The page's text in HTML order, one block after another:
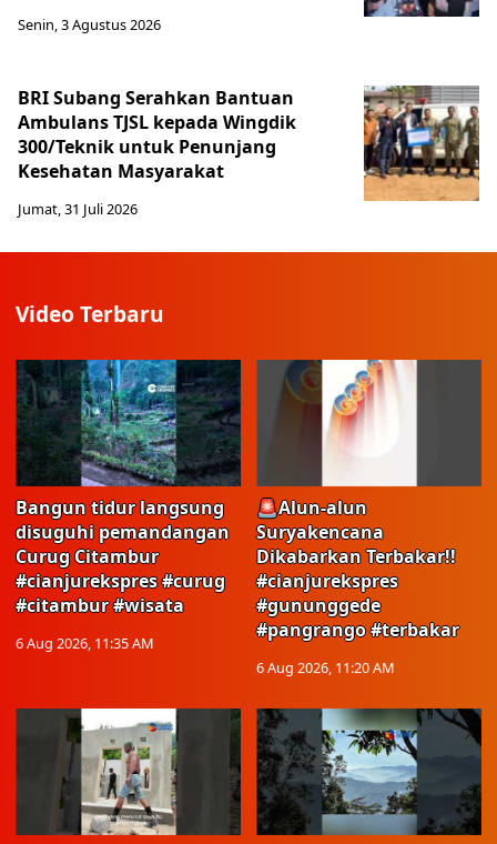
Senin, 3 Agustus 2026
BRI Subang Serahkan Bantuan
Ambulans TJSL kepada Wingdik
300/Teknik untuk Penunjang
Kesehatan Masyarakat ​
Jumat, 31 Juli 2026
Video Terbaru
Bangun tidur langsung
disuguhi pemandangan
Curug Citambur
#cianjurekspres #curug
#citambur #wisata
6 Aug 2026, 11:35 AM
🚨Alun-alun
Suryakencana
Dikabarkan Terbakar!!
#cianjurekspres
#gununggede
#pangrango #terbakar
6 Aug 2026, 11:20 AM